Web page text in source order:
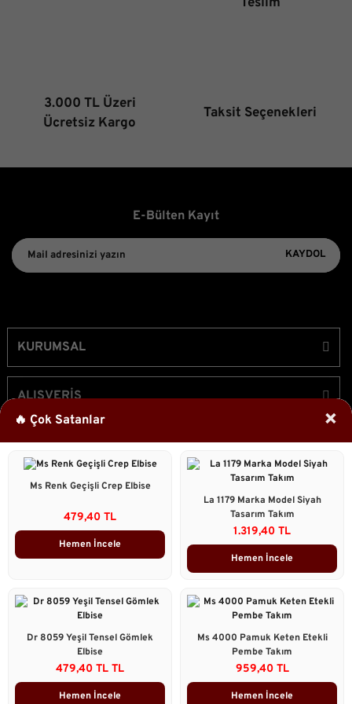
Çok Satanlar
🔥 Çok Satanlar ×
Ms Renk Geçişli Crep Elbise
479,40 TL
Hemen İncele
La 1179 Marka Model Siyah
Tasarım Takım
1.319,40 TL
Hemen İncele
Dr 8059 Yeşil Tensel Gömlek
Elbise
479,40 TL TL
Hemen İncele
Ms 4000 Pamuk Keten Etekli
Pembe Takım
959,40 TL
Hemen İncele
3.000 TL Üzeri
Ücretsiz Kargo
Taksit Seçenekleri
E-Bülten Kayıt
KAYDOL
KURUMSAL
ALIŞVERİŞ
ÜYELİK
Bizi Takip Edin!
Kredi kartı bilgileriniz 256bit SSL sertifikası ile korunmaktadır.
ideasoft
e-
ticaret
paketleri
ile
hazırlandı.